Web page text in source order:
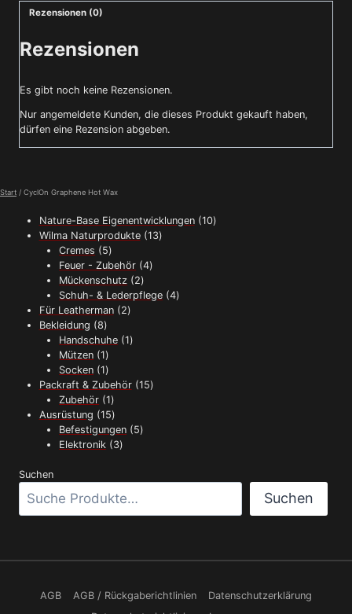
Rezensionen (0)
Rezensionen
Es gibt noch keine Rezensionen.
Nur angemeldete Kunden, die dieses Produkt gekauft haben,
dürfen eine Rezension abgeben.
Start / CyclOn Graphene Hot Wax
Nature-Base Eigenentwicklungen 1010
Wilma Naturprodukte 1313
Cremes 55
Produkte
Feuer - Zubehör 44
Mückenschutz 22
Produkte
Schuh- & Lederpflege 44
Für Leatherman 22
Bekleidung 88
Produkte
Handschuhe 11
Mützen 11
Produkt
Socken 11
Produkt
Packraft & Zubehör 1515
Zubehör 11
Produkt
Ausrüstung 1515
Produkte
Befestigungen 55
Elektronik 33
Suchen
Suchen
AGB AGB / Rückgaberichtlinien
Datenschutzerklärung